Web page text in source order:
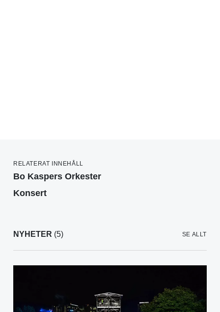
RELATERAT INNEHÅLL
Bo Kaspers Orkester
Konsert
NYHETER (5) SE ALLT